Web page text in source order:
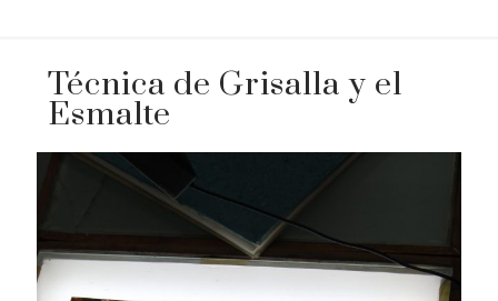
Técnica de Grisalla y el
Esmalte